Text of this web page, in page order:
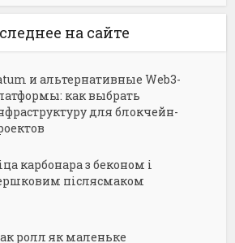
на сайте
и альтернативные Web3-
как выбрать
для блокчейн-
карбонара з беконом і
післясмаком
ролл як маленьке